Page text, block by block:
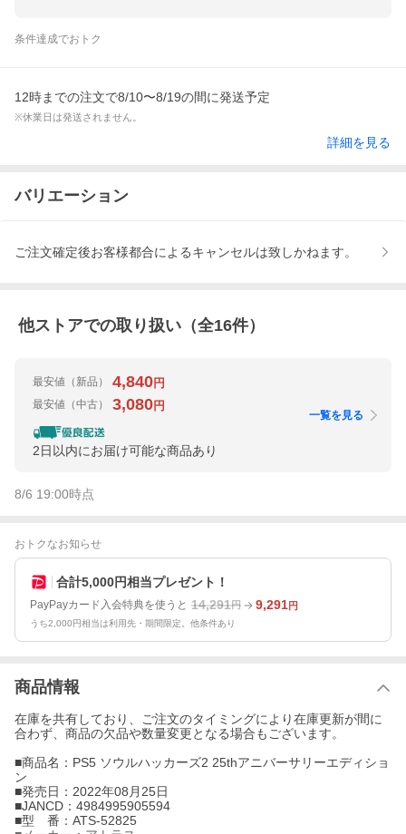
条件達成でおトク
12時までの注文で8/10〜8/19の間に発送予定
※休業日は発送されません。
詳細を見る
バリエーション
ご注文確定後お客様都合によるキャンセルは致しかねます。
他ストアでの取り扱い（全16件）
最安値 （新品） 4,840円
最安値 （中古） 3,080円
2日以内にお届け可能な商品あり
一覧を見る
8/6 19:00時点
おトクなお知らせ
合計5,000円相当プレゼント！
PayPayカード入会特典を使うと 14,291円 9,291円
うち2,000円相当は利用先・期間限定。他条件あり
商品情報
在庫を共有しており、ご注文のタイミングにより在庫更新が間に
合わず、商品の欠品や数量変更となる場合もございます。
■商品名：PS5 ソウルハッカーズ2 25thアニバーサリーエディショ
ン
■発売日：2022年08月25日
■JANCD：4984995905594
■型 番：ATS-52825